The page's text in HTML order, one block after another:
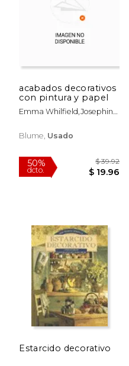
50%
dcto.
$ 39.92
$ 19.96
acabados decorativos
con pintura y papel
Emma Whilfield,josephine
Whilfield
Blume, Usado
Estarcido decorativo